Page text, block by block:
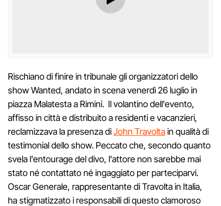
Rischiano di finire in tribunale gli organizzatori dello
show Wanted, andato in scena venerdì 26 luglio in
piazza Malatesta a Rimini. Il volantino dell'evento,
affisso in città e distribuito a residenti e vacanzieri,
reclamizzava la presenza diJohn Travoltain qualità di
testimonial dello show. Peccato che, secondo quanto
svela l'entourage del divo, l'attore non sarebbe mai
stato né contattato né ingaggiato per parteciparvi.
Oscar Generale, rappresentante di Travolta in Italia,
ha stigmatizzato i responsabili di questo clamoroso